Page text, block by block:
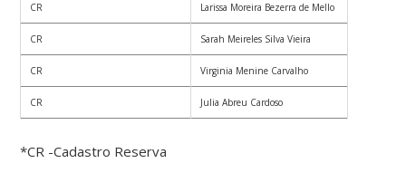
CR Larissa Moreira Bezerra de Mello
CR Sarah Meireles Silva Vieira
CR Virginia Menine Carvalho
CR Julia Abreu Cardoso
*CR -Cadastro Reserva